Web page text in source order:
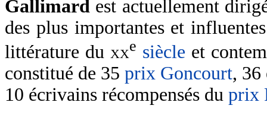
Gallimard est actuellement
des plus importantes et
littérature du xxe siècle et
constitué de 35 prix Goncourt,
10 écrivains récompensés du prix